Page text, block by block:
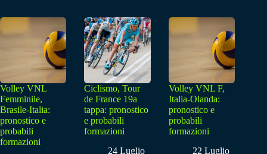
Volley VNL
Femminile,
Brasile-Italia:
pronostico e
probabili
formazioni
Ciclismo, Tour
de France 19a
tappa: pronostico
e probabili
formazioni
24 Luglio
Volley VNL F,
Italia-Olanda:
pronostico e
probabili
formazioni
22 Luglio